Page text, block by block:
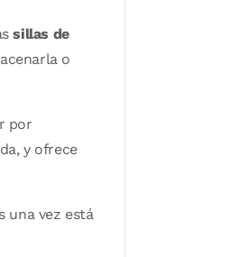
sillas de
o
por
y ofrece
una vez está